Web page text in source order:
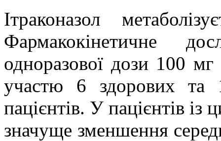
Ітраконазол
Фармакокінетичне
одноразової дози 100 мг
участю 6 здорових та
пацієнтів. У пацієнтів із
значуще зменшення